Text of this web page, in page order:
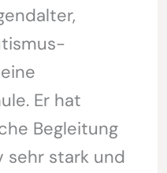
Er hat
Begleitung
sehr stark und